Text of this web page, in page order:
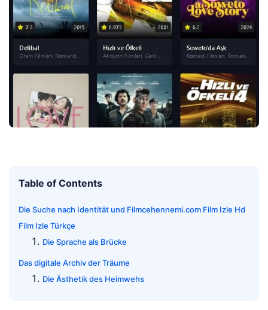
Table of Contents
Die Suche nach Identität und Filmcehennemi.com Film Izle Hd
Film Izle Türkçe
Die Sprache als Brücke
Das digitale Archiv der Träume
Die Ästhetik des Heimwehs